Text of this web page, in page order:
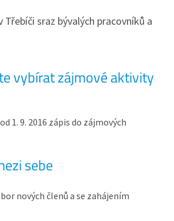
sraz bývalých pracovníků a
vybírat zájmové aktivity
1. 9. 2016 zápis do zájmových
sebe
nových členů a se zahájením